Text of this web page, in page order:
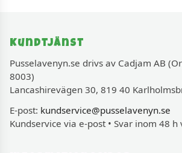
Kundtjänst
Pusselavenyn.se drivs av Cadjam AB
8003)
Lancashirevägen 30, 819 40
E-post: kundservice@pusselavenyn.se
Kundservice via e-post • Svar inom 48